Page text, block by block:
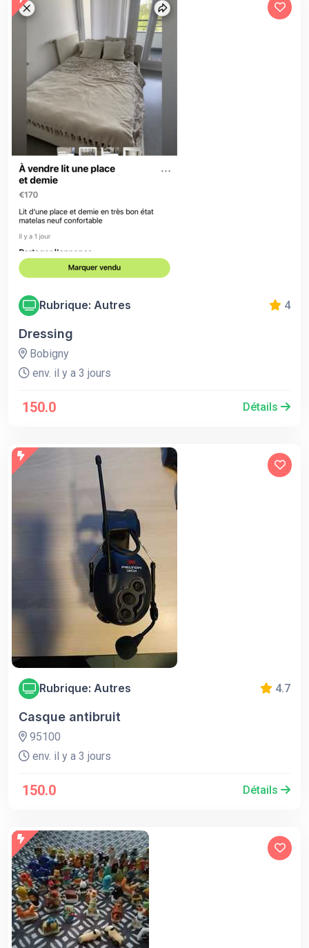
Rubrique: Autres 4
Dressing
Bobigny
env. il y a 3 jours
150.0 Détails
Rubrique: Autres 4.7
Casque antibruit
95100
env. il y a 3 jours
150.0 Détails